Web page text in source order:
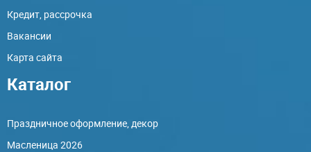
Кредит, рассрочка
Вакансии
Карта сайта
Каталог
Праздничное оформление, декор
Масленица 2026